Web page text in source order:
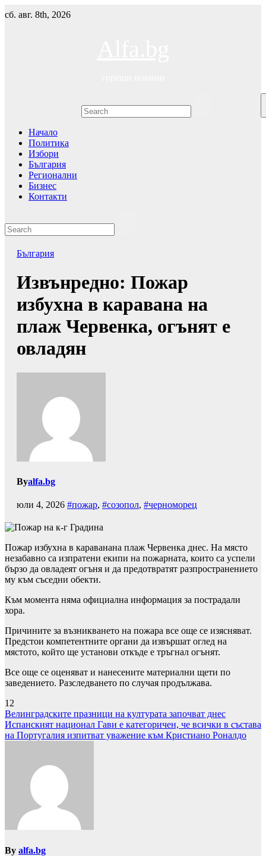
Skip
to
сб. авг. 8th, 2026
Начало
Политика
Избори
България
Регионални
Бизнес
Контакти
България
Извънредно: Пожар
избухна в каравана на
плаж Червенка, огънят е
овладян
Byalfa.bg
юли 4, 2026 #пожар, #созопол, #черноморец
Пожар избухна в караванана плаж Червенка днес. На място
незабавно са изпратени екипи на пожарната, които са успели
бързо да овладеят огъня и да предотвратят разпространението
му към съседни обекти.
Към момента няма официална информация за пострадали
хора.
Причините за възникването на пожара все още се изясняват.
Предстои компетентните органи да извършат оглед на
мястото, който ще установи откъде е тръгнал огънят.
Все още се оценяват и нанесените материални щети по
заведението. Разследването по случая продължава.
12
Навигация
Велинградските празници на културата започват днес
Испанският национал Гави е категоричен, че всички в състава
на Португалия изпитват уважение към Кристиано Роналдо
By alfa.bg